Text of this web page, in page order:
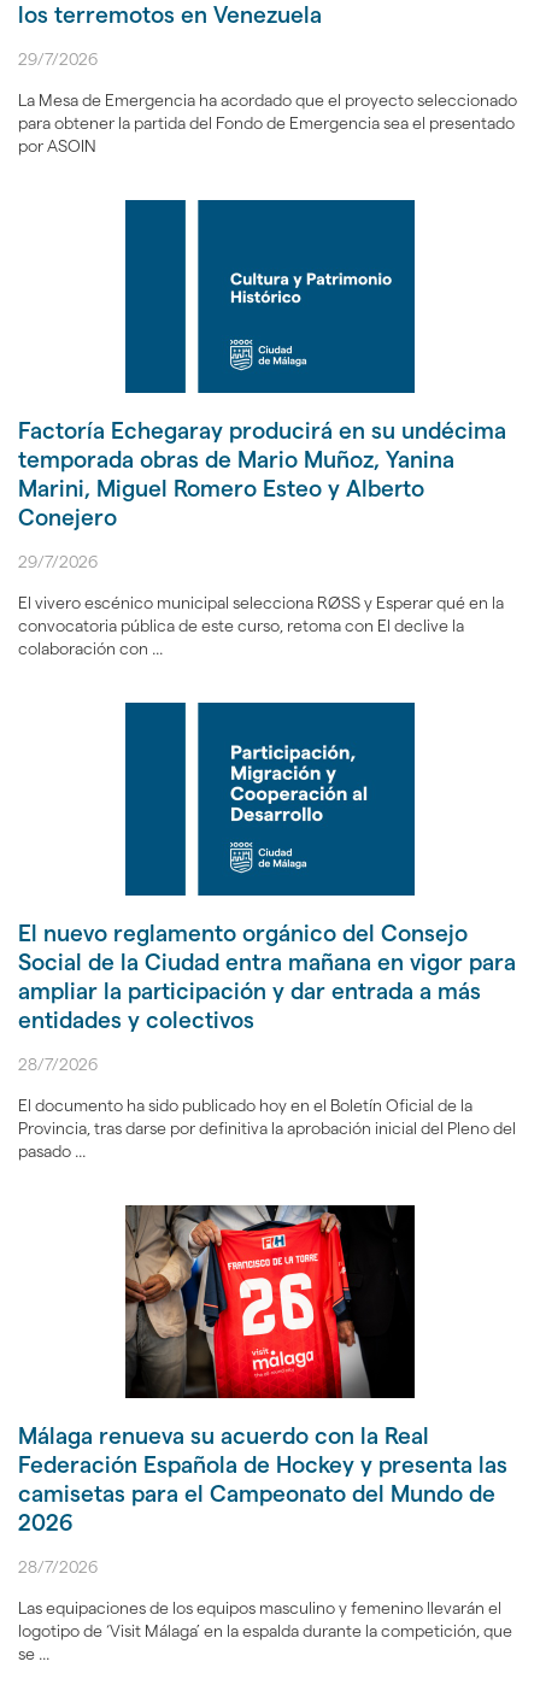
los terremotos en Venezuela
29/7/2026
La Mesa de Emergencia ha acordado que el proyecto seleccionado
para obtener la partida del Fondo de Emergencia sea el presentado
por ASOIN
Factoría Echegaray producirá en su undécima
temporada obras de Mario Muñoz, Yanina
Marini, Miguel Romero Esteo y Alberto
Conejero
29/7/2026
El vivero escénico municipal selecciona RØSS y Esperar qué en la
convocatoria pública de este curso, retoma con El declive la
colaboración con ...
El nuevo reglamento orgánico del Consejo
Social de la Ciudad entra mañana en vigor para
ampliar la participación y dar entrada a más
entidades y colectivos
28/7/2026
El documento ha sido publicado hoy en el Boletín Oficial de la
Provincia, tras darse por definitiva la aprobación inicial del Pleno del
pasado ...
Málaga renueva su acuerdo con la Real
Federación Española de Hockey y presenta las
camisetas para el Campeonato del Mundo de
2026
28/7/2026
Las equipaciones de los equipos masculino y femenino llevarán el
logotipo de ‘Visit Málaga’ en la espalda durante la competición, que
se ...